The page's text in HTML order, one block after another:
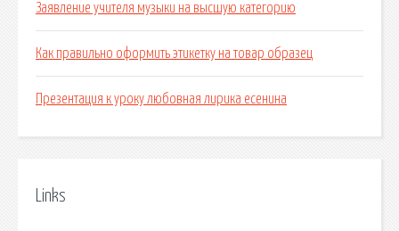
Заявление учителя музыки на высшую категорию
Как правильно оформить этикетку на товар образец
Презентация к уроку любовная лирика есенина
Links